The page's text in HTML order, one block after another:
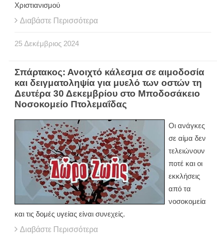
Χριστιανισμού
Διαβάστε Περισσότερα
25 Δεκέμβριος 2024
Σπάρτακος: Ανοιχτό κάλεσμα σε αιμοδοσία
και δειγματοληψία για μυελό των οστών τη
Δευτέρα 30 Δεκεμβρίου στο Μποδοσάκειο
Νοσοκομείο Πτολεμαΐδας
Οι ανάγκες
σε αίμα δεν
τελειώνουν
ποτέ και οι
εκκλήσεις
από τα
νοσοκομεία
και τις δομές υγείας είναι συνεχείς.
Διαβάστε Περισσότερα